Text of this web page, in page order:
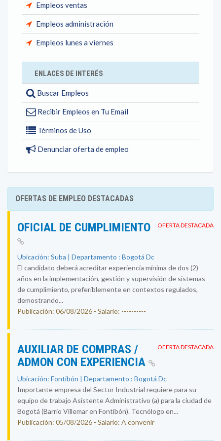
Empleos ventas
Empleos administración
Empleos lunes a viernes
ENLACES DE INTERÉS
Buscar Empleos
Recibir Empleos en Tu Email
Términos de Uso
Denunciar oferta de empleo
OFERTAS DE EMPLEO DESTACADAS
OFERTA DESTACADA
OFICIAL DE CUMPLIMIENTO
Ubicación: Suba | Departamento : Bogotá Dc
El candidato deberá acreditar experiencia mínima de dos (2)
años en la implementación, gestión y supervisión de sistemas
de cumplimiento, preferiblemente en contextos regulados,
demostrando...
Publicación: 06/08/2026 - Salario: ----------
OFERTA DESTACADA
AUXILIAR DE COMPRAS /
ADMON CON EXPERIENCIA
Ubicación: Fontibón | Departamento : Bogotá Dc
Importante empresa del Sector Industrial requiere para su
equipo de trabajo Asistente Administrativo (a) para la ciudad de
Bogotá (Barrio Villemar en Fontibón). Tecnólogo en...
Publicación: 05/08/2026 - Salario: A convenir